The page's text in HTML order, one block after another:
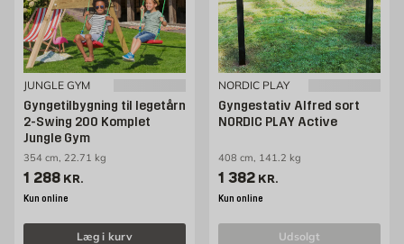
JUNGLE GYM
Gyngetilbygning til legetårn
2-Swing 200 Komplet
Jungle Gym
354 cm, 22.71 kg
Pris 1288 kr. /stk
1 288 KR.
Kun online
Læg i kurv
NORDIC PLAY
Gyngestativ Alfred sort
NORDIC PLAY Active
408 cm, 141.2 kg
Pris 1382 kr. /stk
1 382 KR.
Kun online
udsolgt